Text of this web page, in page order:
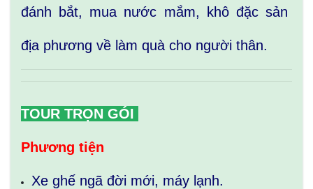
đánh bắt, mua nước mắm, khô đặc sản
địa phương về làm quà cho người thân.
TOUR TRỌN GÓI
Phương tiện
Xe ghế ngã đời mới, máy lạnh.